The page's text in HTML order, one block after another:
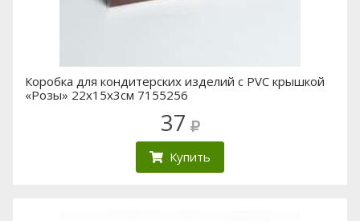
Коробка для кондитерских изделий с PVC крышкой
«Розы» 22х15х3см 7155256
37
Купить